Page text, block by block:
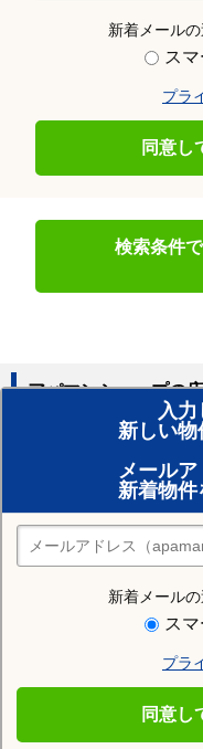
新着メール
ス
プラ
同意し
検索条件
入
新しい物
メール
新着物件
新着メール
ス
プラ
同意し
アパマンショップの
賃貸のプロがお部屋探し！
おまかせ物件リクエスト
住みたい街の店舗を探す
店舗検索